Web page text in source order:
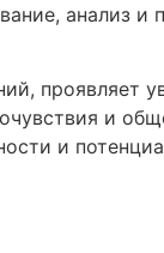
анализ и
проявляет
и
и